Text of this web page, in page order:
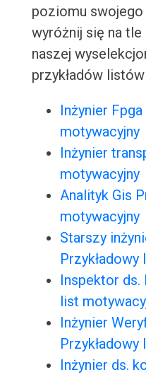
poziomu
wyróżnij się na
naszej
przykładów
Inżynier
motywacyjny
Inżynier
motywacyjny
Analityk Gis
motywacyjny
Starszy
Inspektor ds.
list
Inżynier
Inżynier ds.